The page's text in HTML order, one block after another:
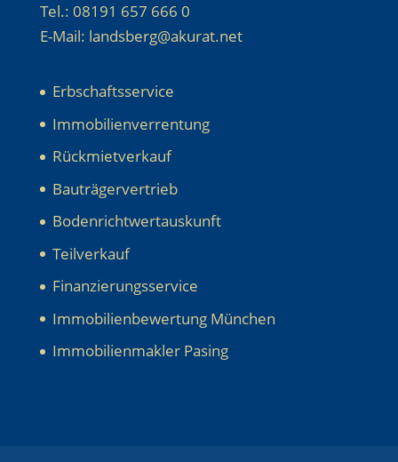
Tel.: 08191 657 666 0
E-Mail: landsberg@akurat.net
Erbschaftsservice
Immobilienverrentung
Rückmietverkauf
Bauträgervertrieb
Bodenrichtwertauskunft
Teilverkauf
Finanzierungsservice
Immobilienbewertung München
Immobilienmakler Pasing